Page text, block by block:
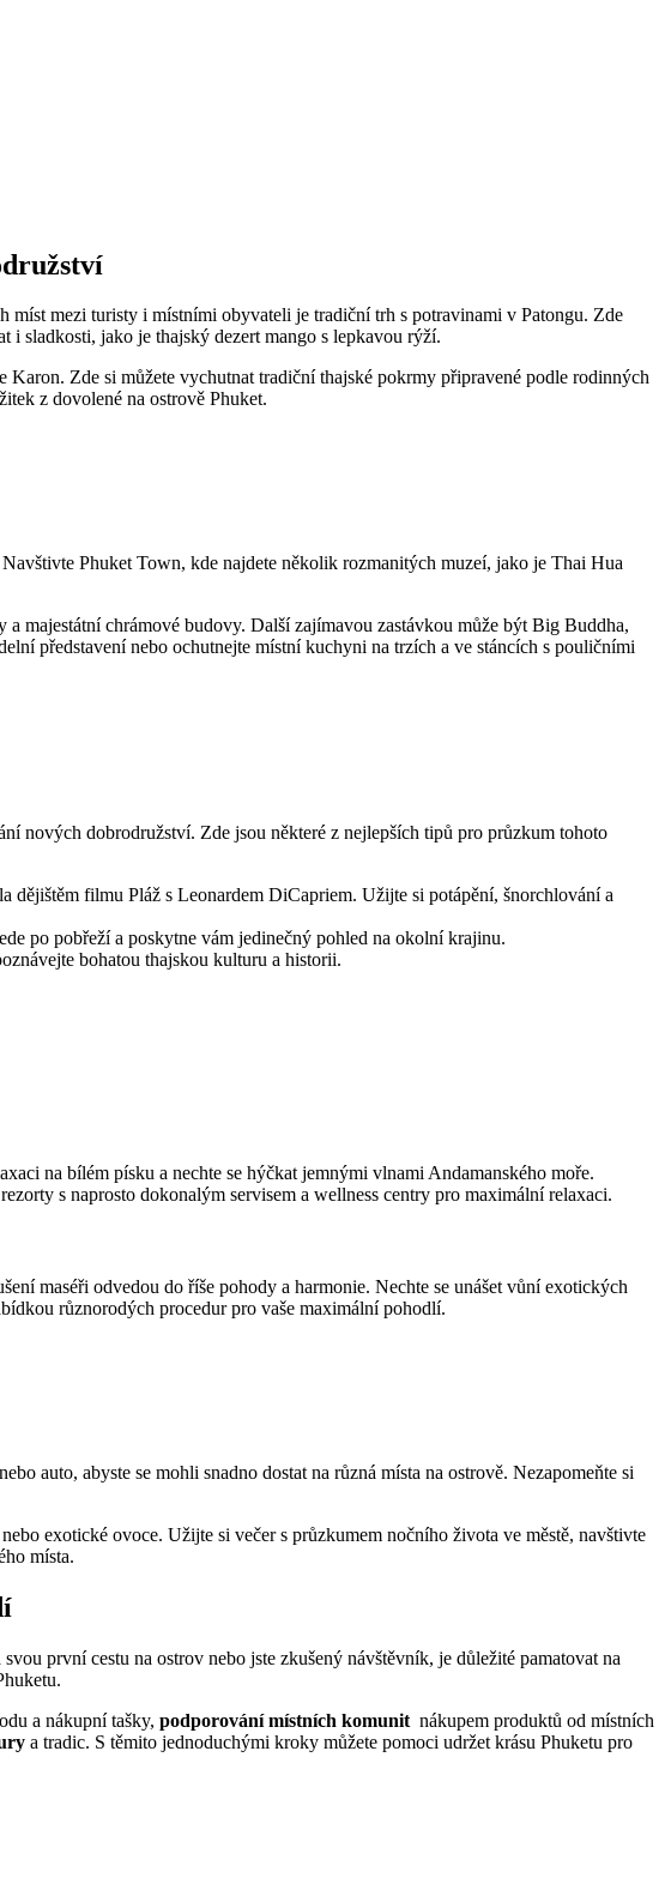
míst mezi turisty i místními obyvateli je tradiční trh ​s potravinami v ⁤Patongu. Zde
i sladkosti, jako je thajský dezert⁢ mango ‌s lepkavou ​rýží.
Zde si můžete​ vychutnat tradiční⁣ thajské ​pokrmy připravené podle rodinných
z dovolené na ostrově Phuket.
Phuket Town, ​kde⁢ najdete několik rozmanitých muzeí, jako⁤ je Thai Hua
majestátní chrámové ​budovy.⁢ Další zajímavou zastávkou může být Big ⁤Buddha,
představení⁣ nebo ochutnejte místní ⁤kuchyni ⁤na trzích a ve stáncích s pouličními
nových dobrodružství. Zde jsou některé z nejlepších tipů pro průzkum tohoto
dějištěm filmu Pláž s Leonardem DiCapriem. Užijte si potápění, šnorchlování a
⁣po pobřeží a poskytne vám jedinečný ​pohled na okolní⁤ krajinu.
bohatou ⁤thajskou kulturu a ⁢historii.
⁤na bílém písku a nechte se hýčkat jemnými​ vlnami Andamanského moře.
s naprosto ‍dokonalým servisem a⁢ wellness centry pro maximální relaxaci.
maséři odvedou do říše pohody a harmonie. Nechte se unášet vůní exotických
různorodých ‌procedur ⁤pro vaše maximální pohodlí.
auto, abyste se mohli snadno ⁣dostat na různá místa na ostrově. Nezapomeňte si
exotické ⁣ovoce.⁣ Užijte ‌si večer s průzkumem nočního života ve ⁢městě, navštivte
místa.
první ‌cestu na ostrov ‌nebo jste⁢ zkušený návštěvník, je‍ důležité pamatovat na
a nákupní ‌tašky,​ podporování‌ místních komunit ⁢ nákupem produktů od místních
a tradic. S těmito jednoduchými kroky můžete pomoci udržet krásu Phuketu pro